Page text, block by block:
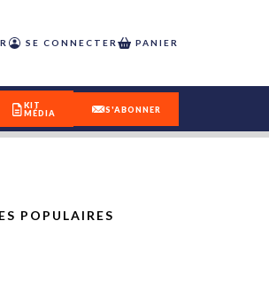
SE CONNECTER PANIER
KIT
MÉDIA
S'ABONNER
POPULAIRES